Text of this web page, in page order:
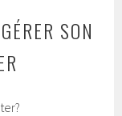
SON